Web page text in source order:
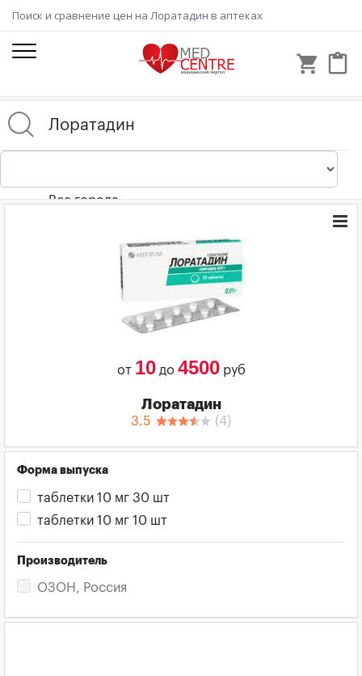
Поиск и сравнение цен на Лоратадин в аптеках
shopping_cart content_paste
Все города
от 10до 4500руб
Лоратадин
3.5 (4)
Форма выпуска
таблетки 10 мг 30 шт
таблетки 10 мг 10 шт
Производитель
ОЗОН, Россия